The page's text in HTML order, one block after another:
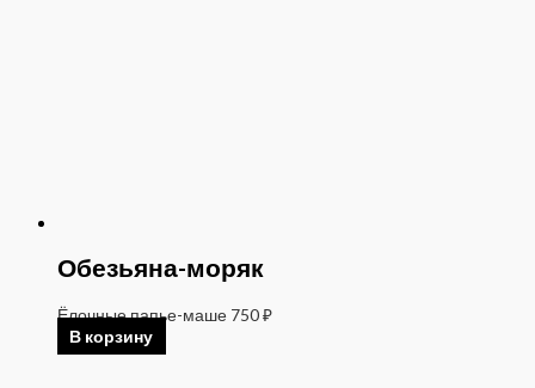
Обезьяна-моряк
Ёлочные папье-маше 750₽
В корзину